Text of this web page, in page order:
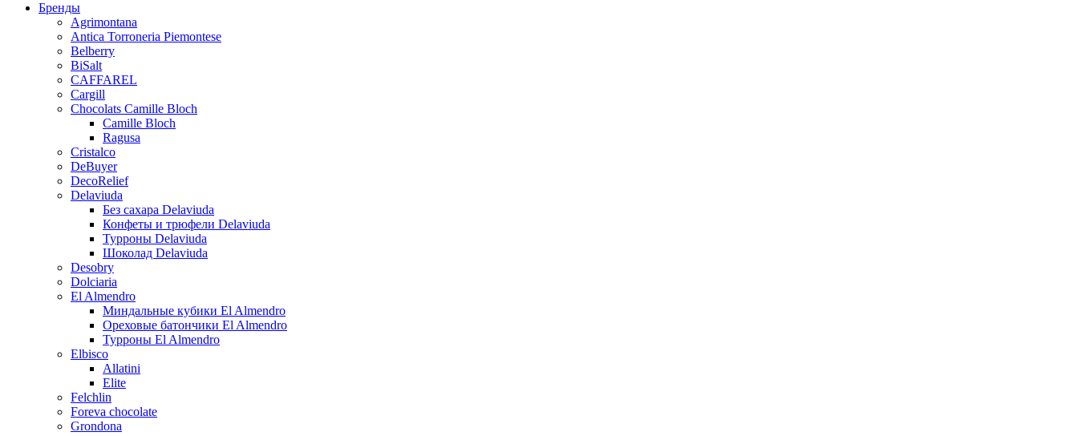
Бренды
Agrimontana
Antica Torroneria Piemontese
Belberry
BiSalt
CAFFAREL
Cargill
Chocolats Camille Bloch
Camille Bloch
Ragusa
Cristalco
DeBuyer
DecoRelief
Delaviuda
Без сахара Delaviuda
Конфеты и трюфели Delaviuda
Турроны Delaviuda
Шоколад Delaviuda
Desobry
Dolciaria
El Almendro
Миндальные кубики El Almendro
Ореховые батончики El Almendro
Турроны El Almendro
Elbisco
Allatini
Elite
Felchlin
Foreva chocolate
Grondona